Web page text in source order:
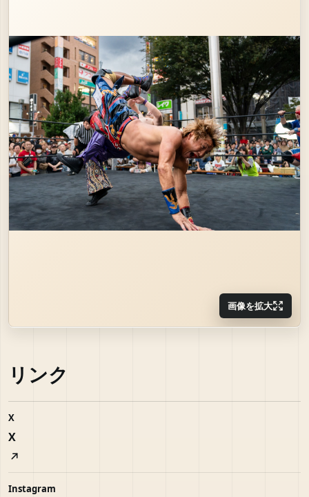
画像を拡大
リンク
X
X
Instagram